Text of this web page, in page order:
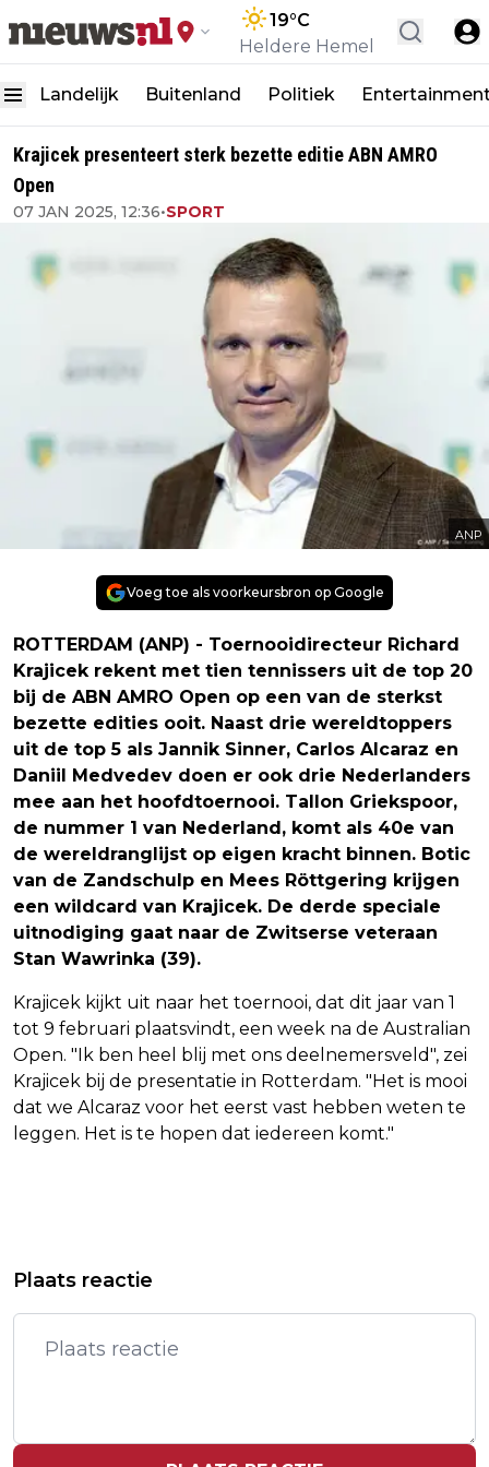
19°C
Heldere Hemel
Landelijk Buitenland Politiek
Krajicek presenteert sterk bezette editie ABN AMRO
Open
07 JAN 2025, 12:36•SPORT
ANP
Voeg toe als voorkeursbron op Google
ROTTERDAM (ANP) - Toernooidirecteur Richard
Krajicek rekent met tien tennissers uit de top 20
bij de ABN AMRO Open op een van de sterkst
bezette edities ooit. Naast drie wereldtoppers
uit de top 5 als Jannik Sinner, Carlos Alcaraz en
Daniil Medvedev doen er ook drie Nederlanders
mee aan het hoofdtoernooi. Tallon Griekspoor,
de nummer 1 van Nederland, komt als 40e van
de wereldranglijst op eigen kracht binnen. Botic
van de Zandschulp en Mees Röttgering krijgen
een wildcard van Krajicek. De derde speciale
uitnodiging gaat naar de Zwitserse veteraan
Stan Wawrinka (39).
Krajicek kijkt uit naar het toernooi, dat dit jaar van 1
tot 9 februari plaatsvindt, een week na de Australian
Open. "Ik ben heel blij met ons deelnemersveld", zei
Krajicek bij de presentatie in Rotterdam. "Het is mooi
dat we Alcaraz voor het eerst vast hebben weten te
leggen. Het is te hopen dat iedereen komt."
WONING - BREDERODELAAN -
FRITS BAREND BOOS OP IDFA, WIL
RAPPORT OVER CARRÉ-INCIDENT
INZIEN
Plaats reactie